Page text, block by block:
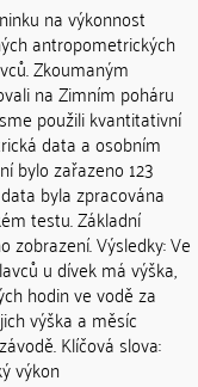
na výkonnost
antropometrických
Zkoumaným
na Zimním poháru
použili kvantitativní
data a osobním
bylo zařazeno 123
byla zpracována
testu. Základní
Výsledky: Ve
u dívek má výška,
hodin ve vodě za
výška a měsíc
Klíčová slova:
výkon